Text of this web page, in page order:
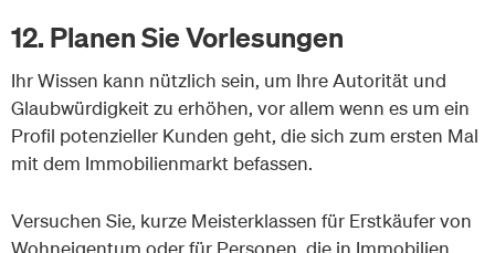
12. Planen Sie Vorlesungen
Ihr Wissen kann nützlich sein, um Ihre Autorität und
Glaubwürdigkeit zu erhöhen, vor allem wenn es um ein
Profil potenzieller Kunden geht, die sich zum ersten Mal
mit dem Immobilienmarkt befassen.
Versuchen Sie, kurze Meisterklassen für Erstkäufer von